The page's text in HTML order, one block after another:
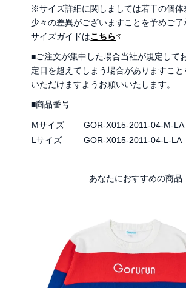
※サイズ詳細に関しましては若干の個体
少々の差異がございますことを予めご了
サイズガイドはこちら
■ご注文が集中した場合当社が規定して
定日を超えてしまう場合がありますこと
いただけますようお願いいたします。
■商品番号
Mサイズ
GOR-X015-2011-04-M-LA
Lサイズ
GOR-X015-2011-04-L-LA
あなたにおすすめの商品